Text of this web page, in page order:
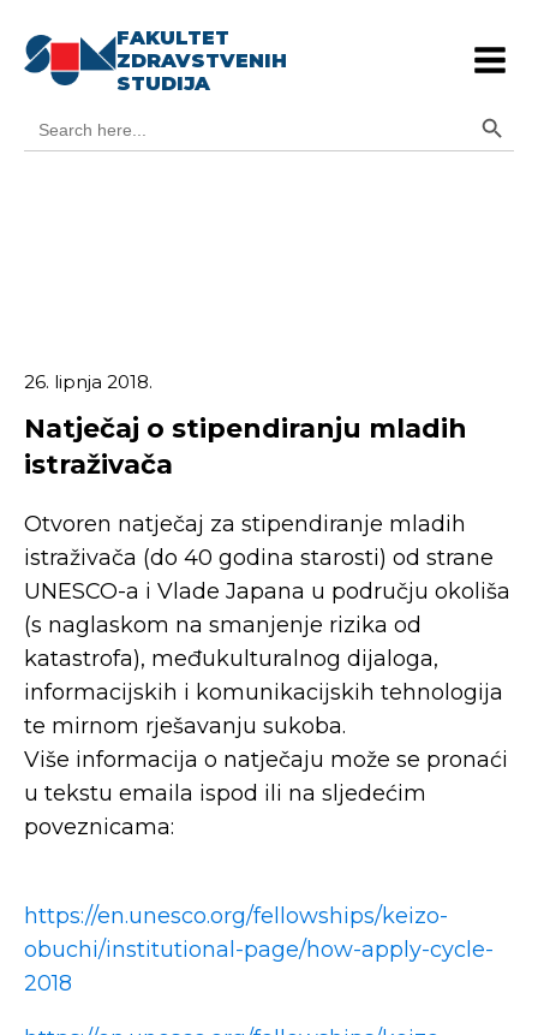
FAKULTET
ZDRAVSTVENIH
STUDIJA
for:
26. lipnja 2018.
Natječaj o stipendiranju mladih
istraživača
Otvoren natječaj za stipendiranje mladih
istraživača (do 40 godina starosti) od strane
UNESCO-a i Vlade Japana u području okoliša
(s naglaskom na smanjenje rizika od
katastrofa), međukulturalnog dijaloga,
informacijskih i komunikacijskih tehnologija
te mirnom rješavanju sukoba.
Više informacija o natječaju može se pronaći
u tekstu emaila ispod ili na sljedećim
poveznicama:
https://en.unesco.org/fellowships/keizo-
obuchi/institutional-page/how-apply-cycle-
2018